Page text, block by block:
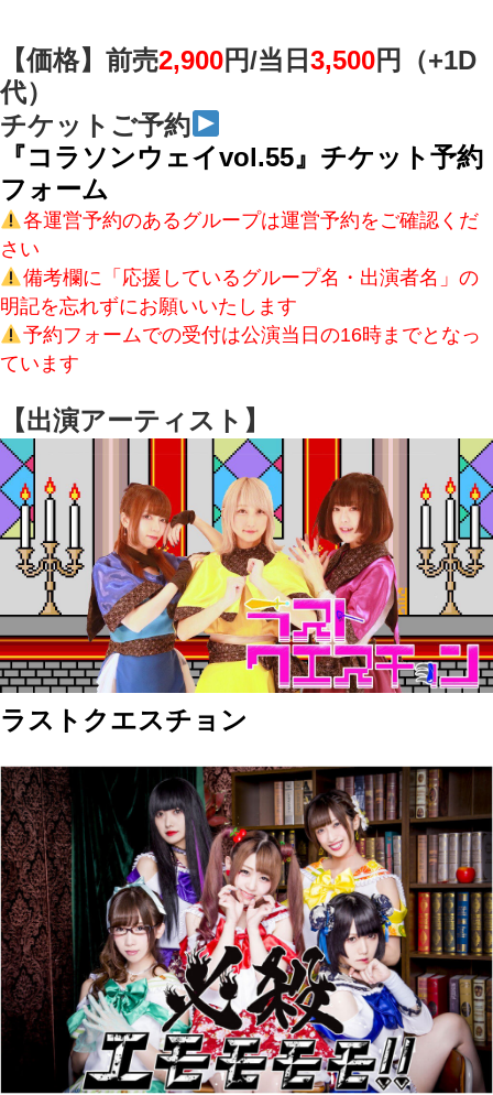
【価格】前売2,900円/当日 3,500円（+1D
代）
チケットご予約
『コラソンウェイvol.55』チケット予約
フォーム
各運営予約のあるグループは運営予約をご確認くだ
さい
備考欄に「応援しているグループ名・出演者名」の
明記を忘れずにお願いいたします
予約フォームでの受付は公演当日の16時までとなっ
ています
【出演アーティスト】
ラストクエスチョン